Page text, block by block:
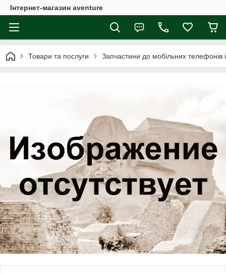
Інтернет-магазин aventure
Товари та послуги Запчастини до мобільних телефонів